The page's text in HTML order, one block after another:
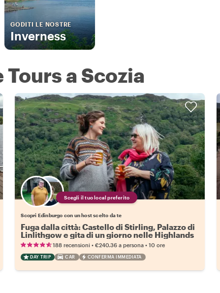
GODITI LE NOSTRE
Inverness
a Scozia
Scegli il tuo local preferito
Scopri Edinburgo con un host scelto da te
Fuga dalla città: Castello di Stirling, Palazzo di
Linlithgow e gita di un giorno nelle Highlands
188 recensioni •€240.36 a persona •10 ore
DAY TRIP CAR CONFERMA IMMEDIATA